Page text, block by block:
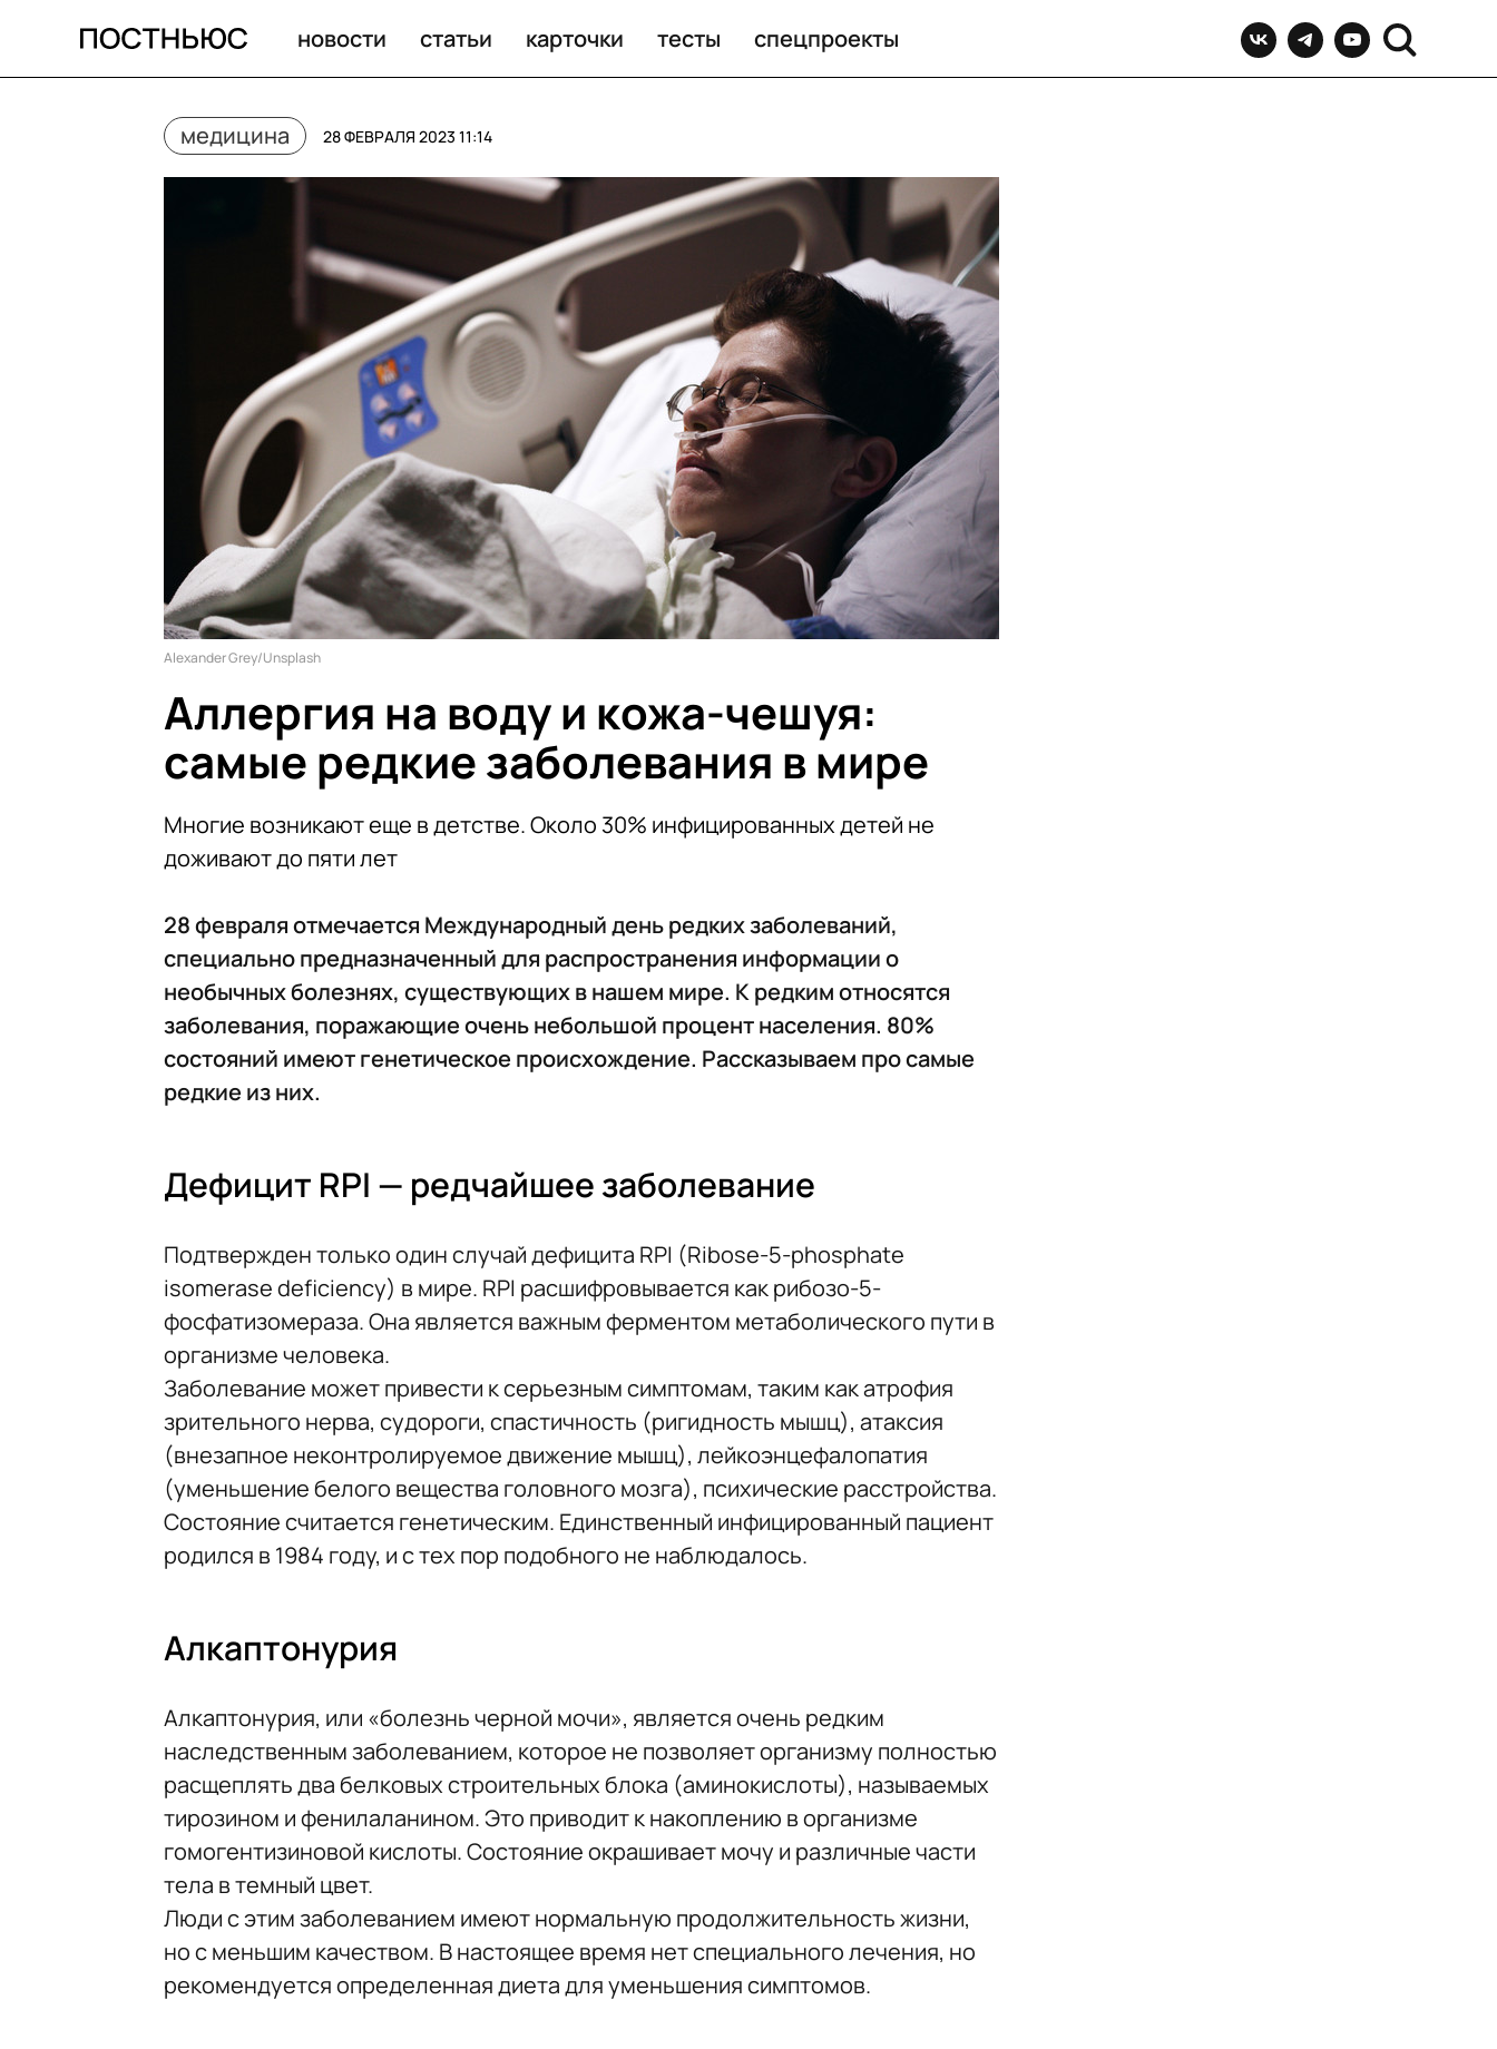
новости статьи карточки тесты спецпроекты
медицина 28 ФЕВРАЛЯ 2023 11:14
Alexander Grey/Unsplash
Аллергия на воду и кожа-чешуя:
самые редкие заболевания в мире
Многие возникают еще в детстве. Около 30% инфицированных детей не
доживают до пяти лет
28 февраля отмечается Международный день редких заболеваний,
специально предназначенный для распространения информации о
необычных болезнях, существующих в нашем мире. К редким относятся
заболевания, поражающие очень небольшой процент населения. 80%
состояний имеют генетическое происхождение. Рассказываем про самые
редкие из них.
Дефицит RPI — редчайшее заболевание
Подтвержден только один случай дефицита RPI (Ribose-5-phosphate
isomerase deficiency) в мире. RPI расшифровывается как рибозо-5-
фосфатизомераза. Она является важным ферментом метаболического пути в
организме человека.
Заболевание может привести к серьезным симптомам, таким как атрофия
зрительного нерва, судороги, спастичность (ригидность мышц), атаксия
(внезапное неконтролируемое движение мышц), лейкоэнцефалопатия
(уменьшение белого вещества головного мозга), психические расстройства.
Состояние считается генетическим. Единственный инфицированный пациент
родился в 1984 году, и с тех пор подобного не наблюдалось.
Алкаптонурия
Алкаптонурия, или «болезнь черной мочи», является очень редким
наследственным заболеванием, которое не позволяет организму полностью
расщеплять два белковых строительных блока (аминокислоты), называемых
тирозином и фенилаланином. Это приводит к накоплению в организме
гомогентизиновой кислоты. Состояние окрашивает мочу и различные части
тела в темный цвет.
Люди с этим заболеванием имеют нормальную продолжительность жизни,
но с меньшим качеством. В настоящее время нет специального лечения, но
рекомендуется определенная диета для уменьшения симптомов.